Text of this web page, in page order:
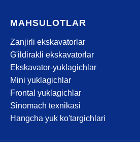
MAHSULOTLAR
Zanjirli ekskavatorlar
G'ildirakli ekskavatorlar
Ekskavator-yuklagichlar
Mini yuklagichlar
Frontal yuklagichlar
Sinomach texnikasi
Hangcha yuk ko'targichlari